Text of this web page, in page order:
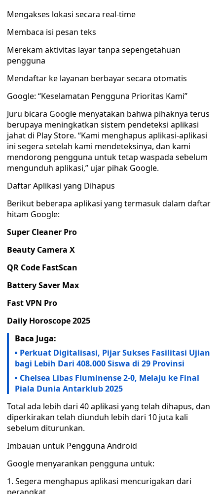
Mengakses lokasi secara real-time
Membaca isi pesan teks
Merekam aktivitas layar tanpa sepengetahuan
pengguna
Mendaftar ke layanan berbayar secara otomatis
Google: “Keselamatan Pengguna Prioritas Kami”
Juru bicara Google menyatakan bahwa pihaknya terus
berupaya meningkatkan sistem pendeteksi aplikasi
jahat di Play Store. “Kami menghapus aplikasi-aplikasi
ini segera setelah kami mendeteksinya, dan kami
mendorong pengguna untuk tetap waspada sebelum
mengunduh aplikasi,” ujar pihak Google.
Daftar Aplikasi yang Dihapus
Berikut beberapa aplikasi yang termasuk dalam daftar
hitam Google:
Super Cleaner Pro
Beauty Camera X
QR Code FastScan
Battery Saver Max
Fast VPN Pro
Daily Horoscope 2025
Baca Juga:
Perkuat Digitalisasi, Pijar Sukses Fasilitasi Ujian
bagi Lebih Dari 408.000 Siswa di 29 Provinsi
Chelsea Libas Fluminense 2-0, Melaju ke Final
Piala Dunia Antarklub 2025
Total ada lebih dari 40 aplikasi yang telah dihapus, dan
diperkirakan telah diunduh lebih dari 10 juta kali
sebelum diturunkan.
Imbauan untuk Pengguna Android
Google menyarankan pengguna untuk:
1. Segera menghapus aplikasi mencurigakan dari